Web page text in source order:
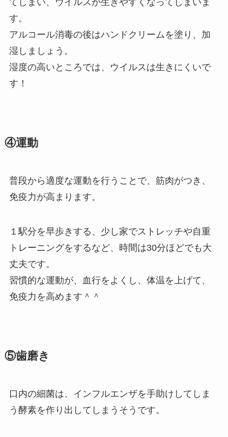
てしまい、ウイルスが生きやすくなってしまいま
す。
アルコール消毒の後はハンドクリームを塗り、加
湿しましょう。
湿度の高いところでは、ウイルスは生きにくいで
す！
④運動
普段から適度な運動を行うことで、筋肉がつき、
免疫力が高まります。
１駅分を早歩きする、少し家でストレッチや自重
トレーニングをするなど、時間は30分ほどでも大
丈夫です。
習慣的な運動が、血行をよくし、体温を上げて、
免疫力を高めます＾＾
⑤歯磨き
口内の細菌は、インフルエンザを手助けしてしま
う酵素を作り出してしまうそうです。